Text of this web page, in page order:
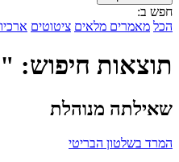
חפש ב:
הכל מאמרים מלאים ציטוטים
תוצאות חיפוש:
שאילתה מנוהלת
המרד בשלטון הבריטי